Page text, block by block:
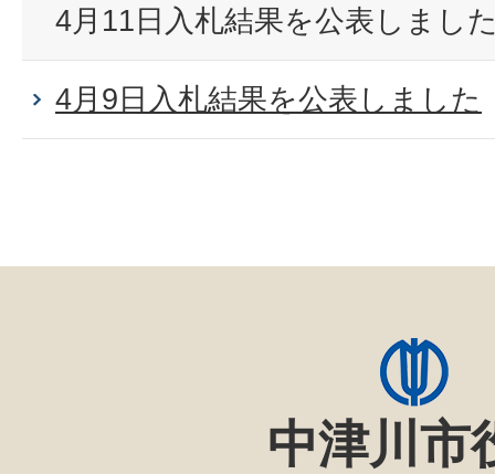
4月11日入札結果を公表しまし
4月9日入札結果を公表しました
中津川市